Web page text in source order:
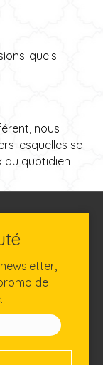
quels-
nous
lesquelles se
du quotidien
de